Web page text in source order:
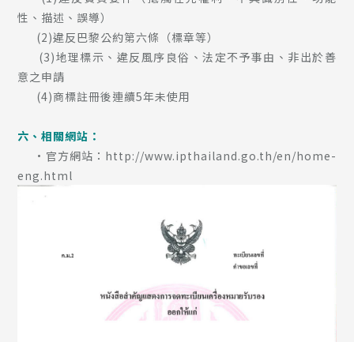
性、描述、誤導）
(2)違反巴黎公約第六條（標章等）
(3)地理標示、違反風序良俗、法定不予事由、非出於善
意之申請
(4)商標註冊後連續5年未使用
六、相關網站：
•官方網站：http://www.ipthailand.go.th/en/home-
eng.html